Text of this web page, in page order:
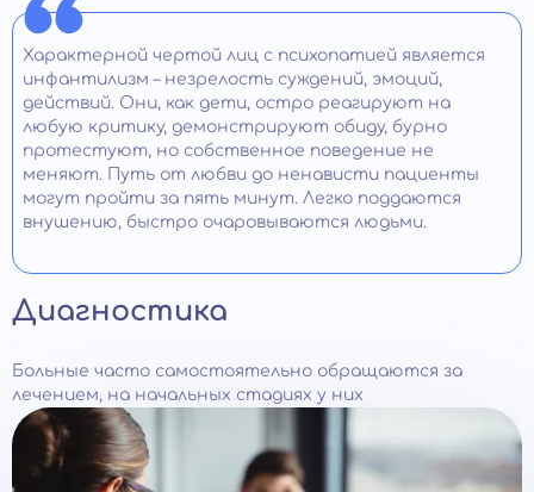
Характерной чертой лиц с психопатией является
инфантилизм – незрелость суждений, эмоций,
действий. Они, как дети, остро реагируют на
любую критику, демонстрируют обиду, бурно
протестуют, но собственное поведение не
меняют. Путь от любви до ненависти пациенты
могут пройти за пять минут. Легко поддаются
внушению, быстро очаровываются людьми.
Диагностика
Больные часто самостоятельно обращаются за
лечением, на начальных стадиях у них